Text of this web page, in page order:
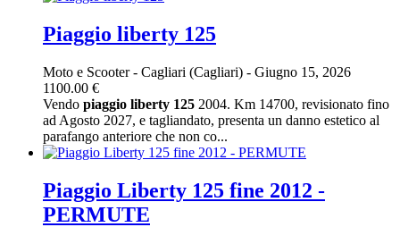
Piaggio liberty 125
Moto e Scooter- Cagliari (Cagliari) - Giugno 15, 2026
1100.00 €
Vendo piaggio liberty 125 2004. Km 14700, revisionato fino
ad Agosto 2027, e tagliandato, presenta un danno estetico al
parafango anteriore che non co...
Piaggio Liberty 125 fine 2012 -
PERMUTE